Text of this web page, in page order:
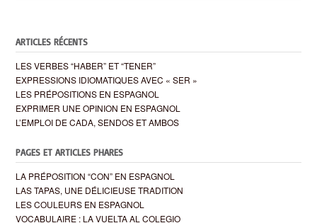
ARTICLES RÉCENTS
LES VERBES “HABER” ET “TENER”
EXPRESSIONS IDIOMATIQUES AVEC « SER »
LES PRÉPOSITIONS EN ESPAGNOL
EXPRIMER UNE OPINION EN ESPAGNOL
L’EMPLOI DE CADA, SENDOS ET AMBOS
PAGES ET ARTICLES PHARES
LA PRÉPOSITION “CON” EN ESPAGNOL
LAS TAPAS, UNE DÉLICIEUSE TRADITION
LES COULEURS EN ESPAGNOL
VOCABULAIRE : LA VUELTA AL COLEGIO